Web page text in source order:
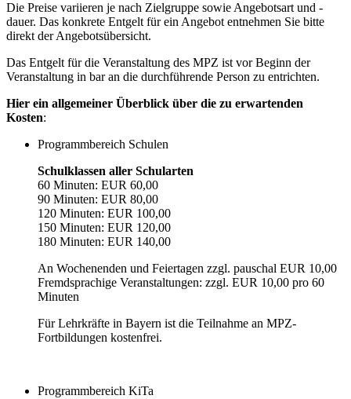
Die Preise variieren je nach Zielgruppe sowie Angebotsart und -
dauer. Das konkrete Entgelt für ein Angebot entnehmen Sie bitte
direkt der Angebotsübersicht.
Das Entgelt für die Veranstaltung des MPZ ist vor Beginn der
Veranstaltung in bar an die durchführende Person zu entrichten.
Hier ein allgemeiner Überblick über die zu erwartenden
Kosten:
Programmbereich Schulen
Schulklassen aller Schularten
60 Minuten: EUR 60,00
90 Minuten: EUR 80,00
120 Minuten: EUR 100,00
150 Minuten: EUR 120,00
180 Minuten: EUR 140,00
An Wochenenden und Feiertagen zzgl. pauschal EUR 10,00
Fremdsprachige Veranstaltungen: zzgl. EUR 10,00 pro 60
Minuten
Für Lehrkräfte in Bayern ist die Teilnahme an MPZ-
Fortbildungen kostenfrei.
Programmbereich KiTa